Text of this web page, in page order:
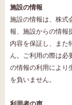
施設の情報
施設の情報は、株式
報、施設からの情報
内容を保証し、また
ん。ご利用の際は必
の情報の利用により
を負いません。